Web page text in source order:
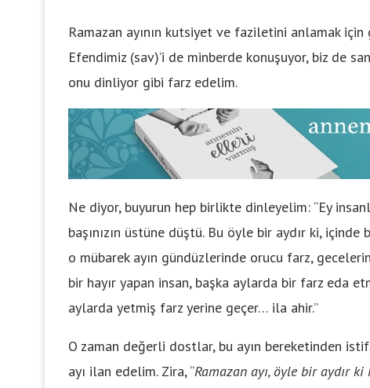
Ramazan ayının kutsiyet ve faziletini anlamak
Efendimiz (sav)’i de minberde konuşuyor, biz de
onu dinliyor gibi farz edelim.
Ne diyor, buyurun hep birlikte dinleyelim: “Ey
başınızın üstüne düştü. Bu öyle bir aydır ki,
o mübarek ayın gündüzlerinde orucu farz,
bir hayır yapan insan, başka aylarda bir farz eda
aylarda yetmiş farz yerine geçer… ila ahir.”
O zaman değerli dostlar, bu ayın bereketinden
ayı ilan edelim. Zira, “Ramazan ayı, öyle bir aydır